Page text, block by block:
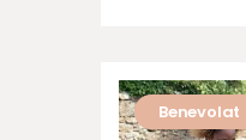
Benevolat